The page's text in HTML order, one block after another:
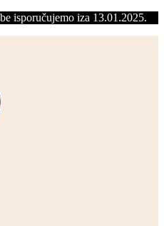
isporučujemo iza 13.01.2025.